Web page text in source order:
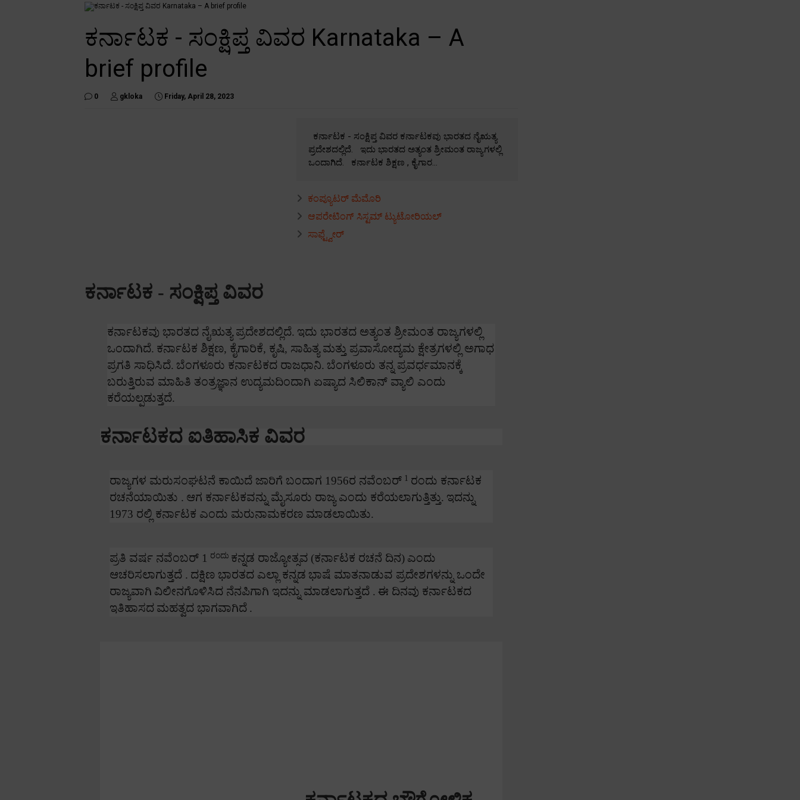
ಕರ್ನಾಟಕ - ಸಂಕ್ಷಿಪ್ತ ವಿವರ Karnataka – A
brief profile
0 gkloka Friday, April 28, 2023
ಕರ್ನಾಟಕ - ಸಂಕ್ಷಿಪ್ತ ವಿವರ ಕರ್ನಾಟಕವು ಭಾರತದ ನೈಋತ್ಯ
ಪ್ರದೇಶದಲ್ಲಿದೆ. ಇದು ಭಾರತದ ಅತ್ಯಂತ ಶ್ರೀಮಂತ ರಾಜ್ಯಗಳಲ್ಲಿ
ಒಂದಾಗಿದೆ. ಕರ್ನಾಟಕ ಶಿಕ್ಷಣ , ಕೈಗಾರ...
ಕಂಪ್ಯೂಟರ್ ಮೆಮೊರಿ
ಆಪರೇಟಿಂಗ್ ಸಿಸ್ಟಮ್ ಟ್ಯುಟೋರಿಯಲ್
ಸಾಫ್ಟ್ವೇರ್
ಕರ್ನಾಟಕ - ಸಂಕ್ಷಿಪ್ತ ವಿವರ
ಕರ್ನಾಟಕವು ಭಾರತದ ನೈಋತ್ಯ ಪ್ರದೇಶದಲ್ಲಿದೆ. ಇದು ಭಾರತದ ಅತ್ಯಂತ ಶ್ರೀಮಂತ ರಾಜ್ಯಗಳಲ್ಲಿ
ಒಂದಾಗಿದೆ. ಕರ್ನಾಟಕ ಶಿಕ್ಷಣ, ಕೈಗಾರಿಕೆ, ಕೃಷಿ, ಸಾಹಿತ್ಯ ಮತ್ತು ಪ್ರವಾಸೋದ್ಯಮ ಕ್ಷೇತ್ರಗಳಲ್ಲಿ ಅಗಾಧ
ಪ್ರಗತಿ ಸಾಧಿಸಿದೆ. ಬೆಂಗಳೂರು ಕರ್ನಾಟಕದ ರಾಜಧಾನಿ. ಬೆಂಗಳೂರು ತನ್ನ ಪ್ರವರ್ಧಮಾನಕ್ಕೆ
ಬರುತ್ತಿರುವ ಮಾಹಿತಿ ತಂತ್ರಜ್ಞಾನ ಉದ್ಯಮದಿಂದಾಗಿ ಏಷ್ಯಾದ ಸಿಲಿಕಾನ್ ವ್ಯಾಲಿ ಎಂದು
ಕರೆಯಲ್ಪಡುತ್ತದೆ.
ಕರ್ನಾಟಕದ ಐತಿಹಾಸಿಕ ವಿವರ
ರಾಜ್ಯಗಳ ಮರುಸಂಘಟನೆ ಕಾಯಿದೆ ಜಾರಿಗೆ ಬಂದಾಗ 1956ರ ನವೆಂಬರ್ 1 ರಂದು ಕರ್ನಾಟಕ
ರಚನೆಯಾಯಿತು . ಆಗ ಕರ್ನಾಟಕವನ್ನು ಮೈಸೂರು ರಾಜ್ಯ ಎಂದು ಕರೆಯಲಾಗುತ್ತಿತ್ತು. ಇದನ್ನು
1973 ರಲ್ಲಿ ಕರ್ನಾಟಕ ಎಂದು ಮರುನಾಮಕರಣ ಮಾಡಲಾಯಿತು.
ಪ್ರತಿ ವರ್ಷ ನವೆಂಬರ್ 1 ರಂದು ಕನ್ನಡ ರಾಜ್ಯೋತ್ಸವ (ಕರ್ನಾಟಕ ರಚನೆ ದಿನ) ಎಂದು
ಆಚರಿಸಲಾಗುತ್ತದೆ . ದಕ್ಷಿಣ ಭಾರತದ ಎಲ್ಲಾ ಕನ್ನಡ ಭಾಷೆ ಮಾತನಾಡುವ ಪ್ರದೇಶಗಳನ್ನು ಒಂದೇ
ರಾಜ್ಯವಾಗಿ ವಿಲೀನಗೊಳಿಸಿದ ನೆನಪಿಗಾಗಿ ಇದನ್ನು ಮಾಡಲಾಗುತ್ತದೆ . ಈ ದಿನವು ಕರ್ನಾಟಕದ
ಇತಿಹಾಸದ ಮಹತ್ವದ ಭಾಗವಾಗಿದೆ .